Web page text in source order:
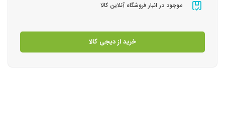
موجود در انبار فروشگاه آنلاین کالا
خرید از دیجی کالا